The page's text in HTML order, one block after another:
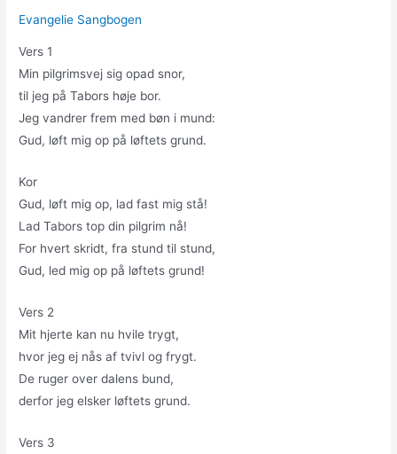
Evangelie Sangbogen
Vers 1
Min pilgrimsvej sig opad snor,
til jeg på Tabors høje bor.
Jeg vandrer frem med bøn i mund:
Gud, løft mig op på løftets grund.
Kor
Gud, løft mig op, lad fast mig stå!
Lad Tabors top din pilgrim nå!
For hvert skridt, fra stund til stund,
Gud, led mig op på løftets grund!
Vers 2
Mit hjerte kan nu hvile trygt,
hvor jeg ej nås af tvivl og frygt.
De ruger over dalens bund,
derfor jeg elsker løftets grund.
Vers 3